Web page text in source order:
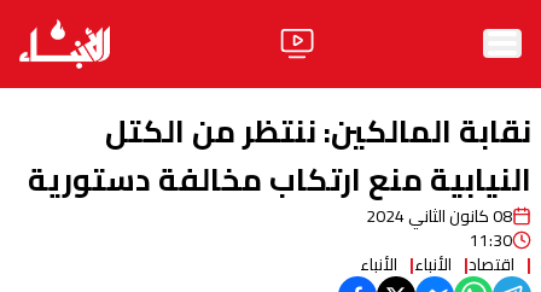
الأخبار
آراء
فيديو
نقابة المالكين: ننتظر من الكتل
النيابية منع ارتكاب مخالفة دستورية
08 كانون الثاني 2024
11:30
اقتصاد الأنباء الأنباء